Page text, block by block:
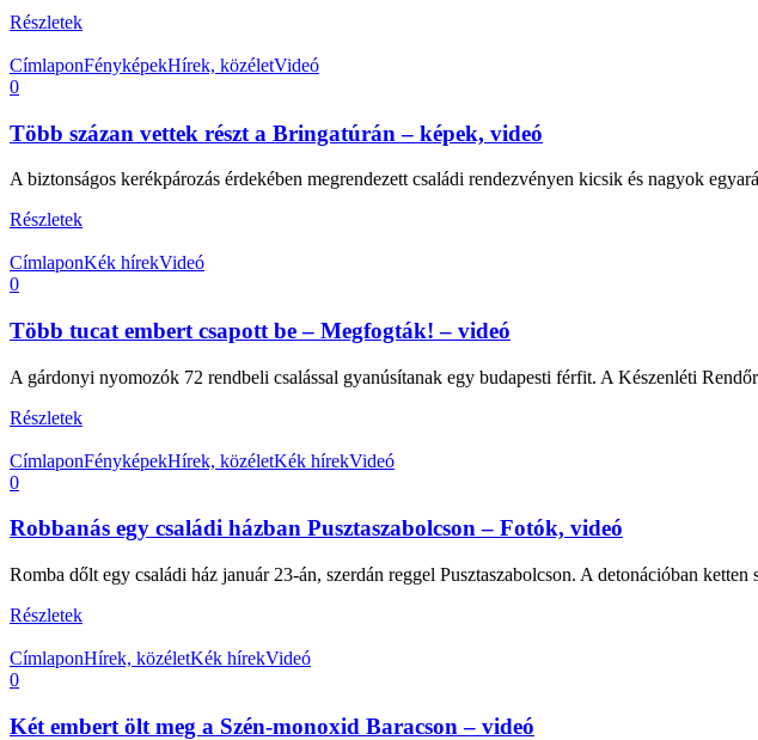
Részletek
CímlaponFényképekHírek, közéletVideó
0
Több százan vettek részt a Bringatúrán – képek, videó
A biztonságos kerékpározás érdekében megrendezett családi rendezvényen kicsik és nagyok
Részletek
CímlaponKék hírekVideó
0
Több tucat embert csapott be – Megfogták! – videó
A gárdonyi nyomozók 72 rendbeli csalással gyanúsítanak egy budapesti férfit. A Készenléti
Részletek
CímlaponFényképekHírek, közéletKék hírekVideó
0
Robbanás egy családi házban Pusztaszabolcson – Fotók, videó
Romba dőlt egy családi ház január 23-án, szerdán reggel Pusztaszabolcson. A detonációban ketten
Részletek
CímlaponHírek, közéletKék hírekVideó
0
Két embert ölt meg a Szén-monoxid Baracson – videó